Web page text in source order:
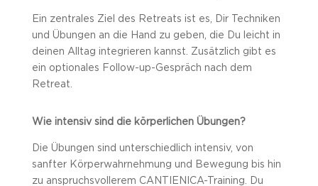
Ein zentrales Ziel des Retreats ist es, Dir Techniken
und Übungen an die Hand zu geben, die Du leicht in
deinen Alltag integrieren kannst. Zusätzlich gibt es
ein optionales Follow-up-Gespräch nach dem
Retreat.
Wie intensiv sind die körperlichen Übungen?
Die Übungen sind unterschiedlich intensiv, von
sanfter Körperwahrnehmung und Bewegung bis hin
zu anspruchsvollerem CANTIENICA-Training. Du